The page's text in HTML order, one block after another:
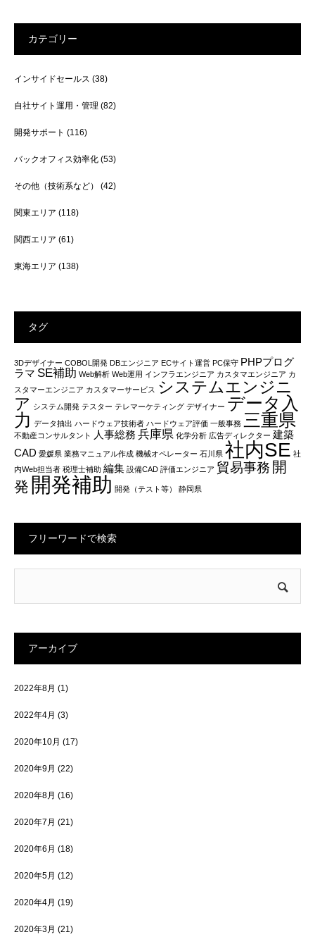
カテゴリー
インサイドセールス (38)
自社サイト運用・管理 (82)
開発サポート (116)
バックオフィス効率化 (53)
その他（技術系など） (42)
関東エリア (118)
関西エリア (61)
東海エリア (138)
タグ
3Dデザイナー COBOL開発 DBエンジニア ECサイト運営 PC保守 PHPプログ
ラマ SE補助 Web解析 Web運用 インフラエンジニア カスタマエンジニア カ
スタマーエンジニア カスタマーサービス システムエンジニ
ア システム開発 テスター テレマーケティング デザイナー データ入
力 データ抽出 ハードウェア技術者 ハードウェア評価 一般事務 三重県
不動産コンサルタント 人事総務 兵庫県 化学分析 広告ディレクター 建築
CAD 愛媛県 業務マニュアル作成 機械オペレーター 石川県 社内SE 社
内Web担当者 税理士補助 編集 設備CAD 評価エンジニア 貿易事務 開
発 開発補助 開発（テスト等） 静岡県
フリーワードで検索
アーカイブ
2022年8月 (1)
2022年4月 (3)
2020年10月 (17)
2020年9月 (22)
2020年8月 (16)
2020年7月 (21)
2020年6月 (18)
2020年5月 (12)
2020年4月 (19)
2020年3月 (21)